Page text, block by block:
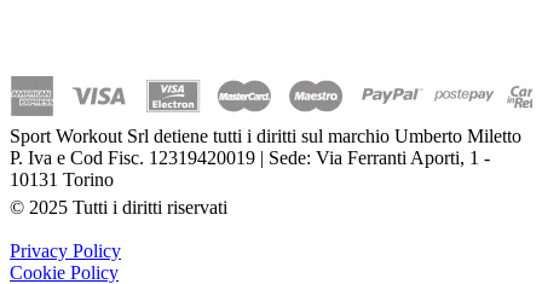
Sport Workout Srl detiene tutti i diritti sul marchio Umberto Miletto
P. Iva e Cod Fisc. 12319420019 | Sede: Via Ferranti Aporti, 1 -
10131 Torino
© 2025 Tutti i diritti riservati
Privacy Policy
Cookie Policy